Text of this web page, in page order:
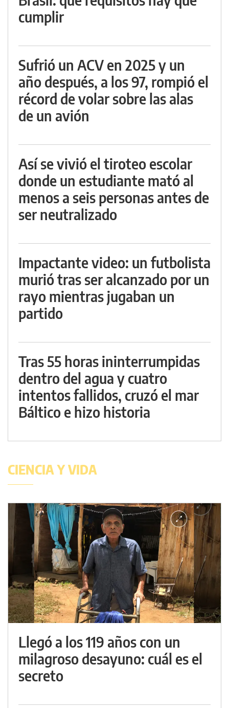
cumplir
Sufrió un ACV en 2025 y un
año después, a los 97, rompió el
récord de volar sobre las alas
de un avión
Así se vivió el tiroteo escolar
donde un estudiante mató al
menos a seis personas antes de
ser neutralizado
Impactante video: un futbolista
murió tras ser alcanzado por un
rayo mientras jugaban un
partido
Tras 55 horas ininterrumpidas
dentro del agua y cuatro
intentos fallidos, cruzó el mar
Báltico e hizo historia
CIENCIA Y VIDA
Llegó a los 119 años con un
milagroso desayuno: cuál es el
secreto